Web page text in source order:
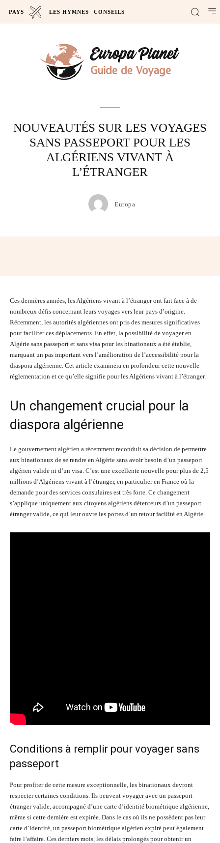
PAYS LES HYMNES CONSEILS
NOUVEAUTÉS SUR LES VOYAGES
SANS PASSEPORT POUR LES
ALGÉRIENS VIVANT À
L’ÉTRANGER
Europa
Ces dernières années, les Algériens vivant à l’étranger ont fait face à de
nombreux défis concernant leurs voyages vers leur pays d’origine.
Récemment, les autorités algériennes ont pris des mesures significatives
pour faciliter ces déplacements. En effet, la possibilité de voyager en
Algérie sans passeport et sans visa pour les binationaux a été établie,
marquant un pas important vers l’amélioration de l’accessibilité pour la
diaspora algérienne. Cet article examinera en profondeur cette nouvelle
réglementation et ce qu’elle signifie pour les Algériens vivant à l’étranger.
Un changement crucial pour la
diaspora algérienne
Le gouvernement algérien a récemment reconduit sa décision de permettre
aux binationaux de se rendre en Algérie sans avoir besoin d’un passeport
algérien valide ni d’un visa. C’est une excellente nouvelle pour plus de 2,5
millions d’Algériens vivant à l’étranger, en particulier en France où la
demande pour des services consulaires est très forte. Ce changement
s’applique uniquement aux citoyens algériens détenteurs d’un passeport
étranger valide, ce qui leur ouvre les portes d’un retour facilité en Algérie.
Conditions à remplir pour voyager sans
passeport
Pour profiter de cette mesure exceptionnelle, les binationaux devront
respecter certaines conditions. Ils peuvent voyager avec un passeport
étranger valide, accompagné d’une carte d’identité biométrique algérienne,
même si cette dernière est expirée. Dans le cas où ils ne possèdent pas leur
carte d’identité, un passeport biométrique algérien expiré peut également
faire l’affaire. Ces derniers mois, les délais prolongés pour obtenir un